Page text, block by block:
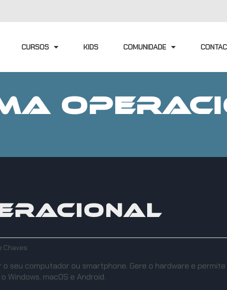
CURSOS KIDS COMUNIDADE
Chaves
seu computador ou smartphone. Gere o hardware e
Windows, macOS e Android.